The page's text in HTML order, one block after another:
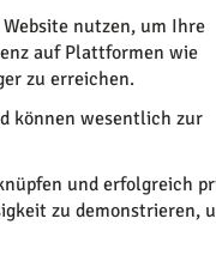
nutzen, um Ihre
auf Plattformen wie
zu erreichen.
können wesentlich zur
und erfolgreich
zu demonstrieren,